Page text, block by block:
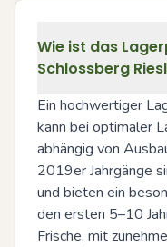
Wie ist das
Schlossberg
Ein hochwertiger
kann bei optimaler
abhängig von
2019er Jahrgänge
und bieten ein
den ersten 5–10
Frische, mit